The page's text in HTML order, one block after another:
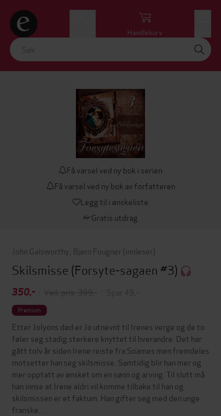
Handlekurv
Få varsel ved ny bok i serien
Få varsel ved ny bok av forfatteren
Legg til i ønskeliste
Gratis utdrag
John Galsworthy Bjørn Fougner (innleser)
Skilsmisse (Forsyte-sagaen #3)
350,- Veil. pris: 399,- Spar 49,-
Premium
Etter Jolyons død er Jo utnevnt til Irenes verge og de to
føler seg stadig sterkere knyttet til hverandre. Det har
gått tolv år siden Irene reiste fra Soames men fremdeles
motsetter han seg skilsmisse. Samtidig blir han mer og
mer opptatt av ønsket om en sønn og arving. Til slutt må
han innse at Irene aldri vil komme tilbake til han og
skilsmissen er et faktum. Han gifter seg med den unge
franske…